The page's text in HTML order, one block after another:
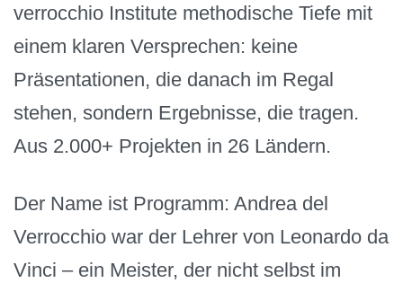
verrocchio Institute methodische Tiefe mit
einem klaren Versprechen: keine
Präsentationen, die danach im Regal
stehen, sondern Ergebnisse, die tragen.
Aus 2.000+ Projekten in 26 Ländern.
Der Name ist Programm: Andrea del
Verrocchio war der Lehrer von Leonardo da
Vinci – ein Meister, der nicht selbst im